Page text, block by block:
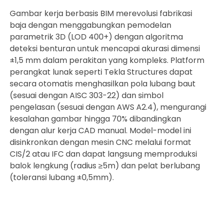
Gambar kerja berbasis BIM merevolusi fabrikasi
baja dengan menggabungkan pemodelan
parametrik 3D (LOD 400+) dengan algoritma
deteksi benturan untuk mencapai akurasi dimensi
±1,5 mm dalam perakitan yang kompleks. Platform
perangkat lunak seperti Tekla Structures dapat
secara otomatis menghasilkan pola lubang baut
(sesuai dengan AISC 303-22) dan simbol
pengelasan (sesuai dengan AWS A2.4), mengurangi
kesalahan gambar hingga 70% dibandingkan
dengan alur kerja CAD manual. Model-model ini
disinkronkan dengan mesin CNC melalui format
CIS/2 atau IFC dan dapat langsung memproduksi
balok lengkung (radius ≥5m) dan pelat berlubang
(toleransi lubang ±0,5mm).